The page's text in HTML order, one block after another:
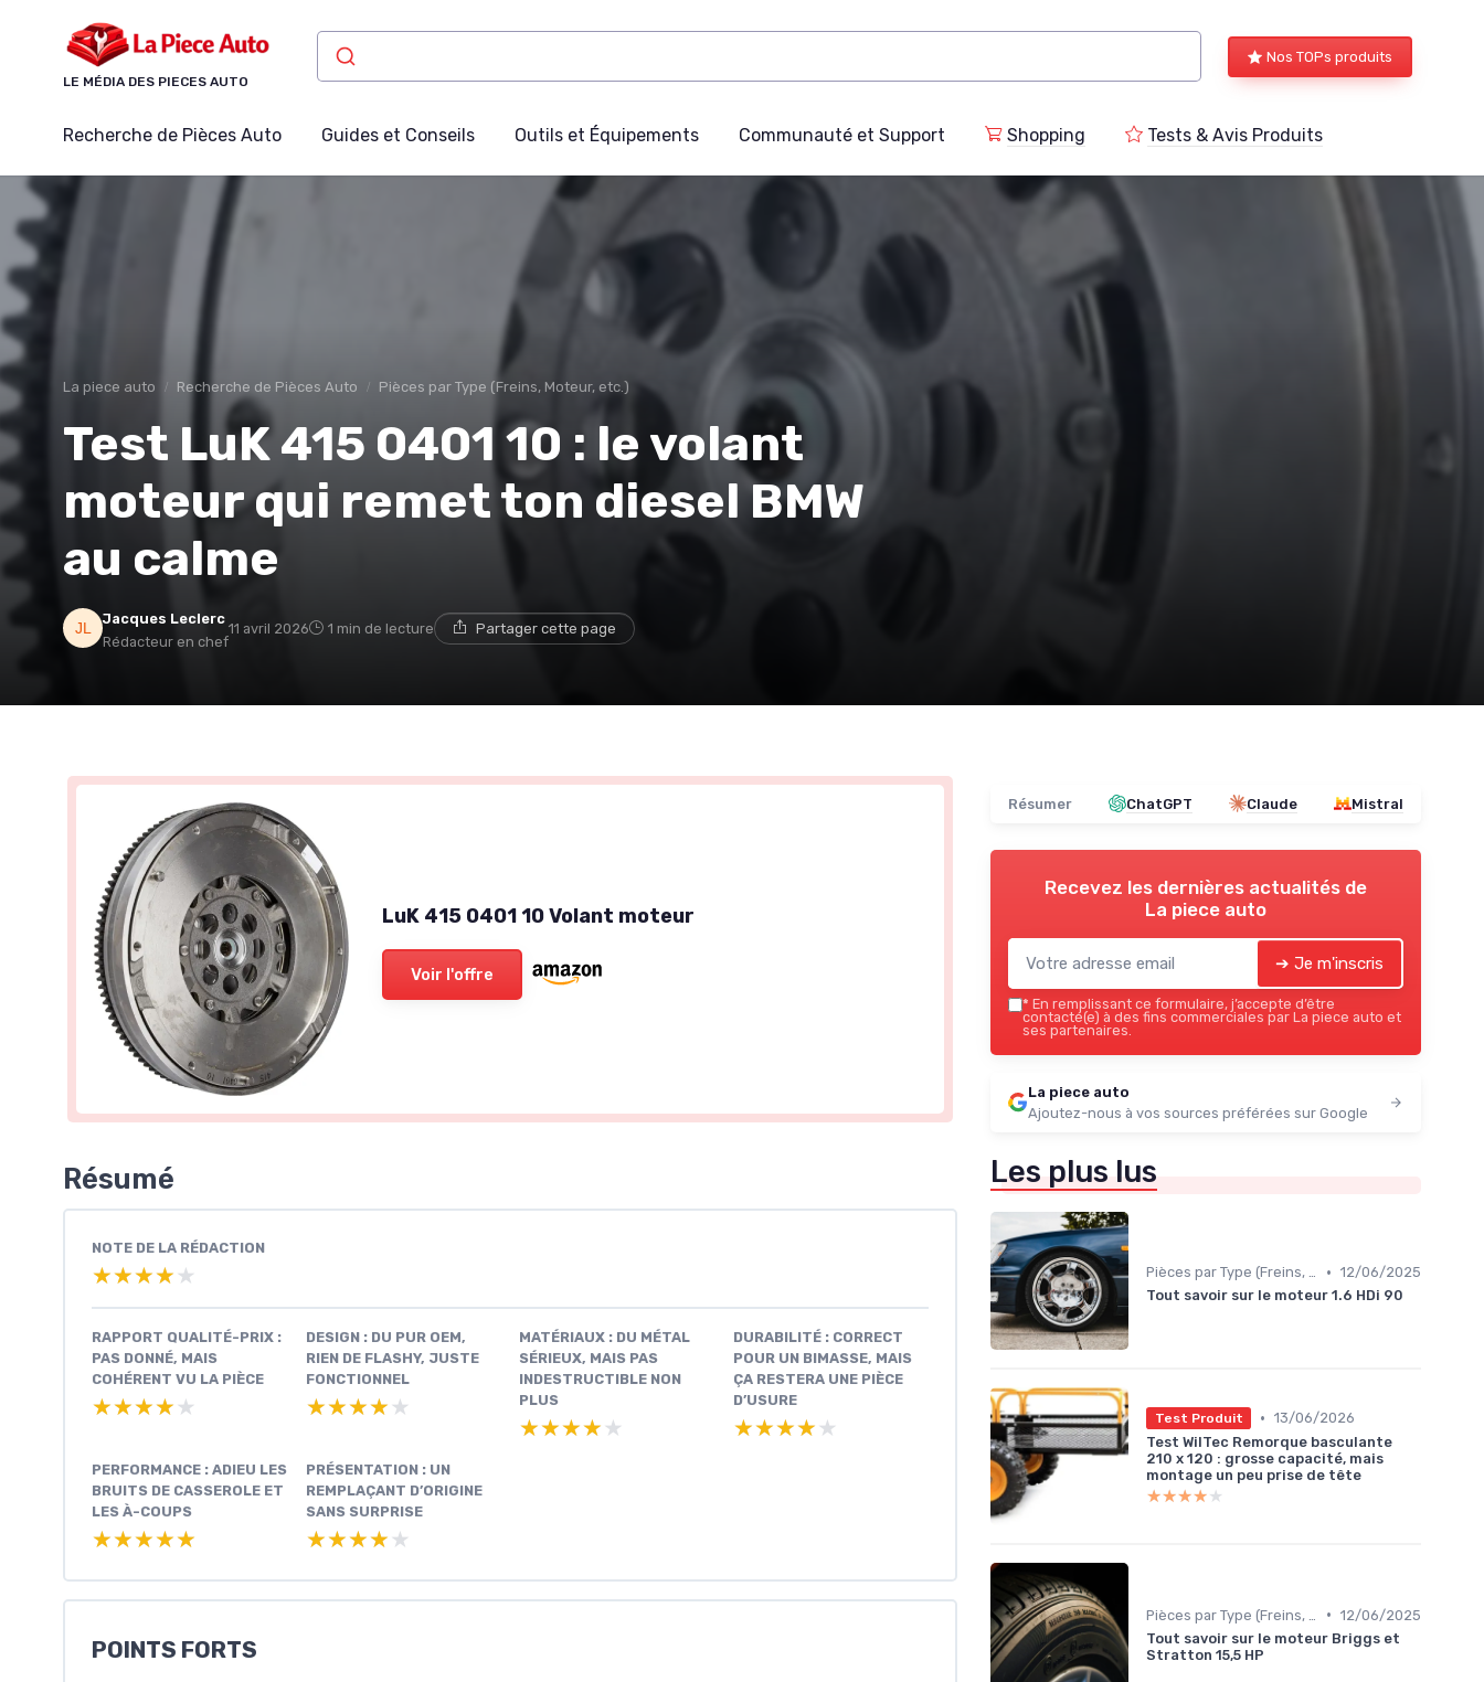
LE MÉDIA DES PIECES AUTO
Nos TOPs produits
Recherche de Pièces Auto Guides et Conseils Outils et Équipements Communauté et Support Shopping Tests & Avis Produits
La piece auto Recherche de Pièces Auto Pièces par Type (Freins, Moteur, etc.)
Test LuK 415 0401 10 : le volant
moteur qui remet ton diesel BMW
au calme
Jacques Leclerc
Rédacteur en chef
11 avril 2026 1 min de lecture Partager cette page
LuK 415 0401 10 Volant moteur
Voir l'offre
Résumé
NOTE DE LA RÉDACTION
★★★★★
★★★★★
RAPPORT QUALITÉ-PRIX :
PAS DONNÉ, MAIS
COHÉRENT VU LA PIÈCE
★★★★★
★★★★★
DESIGN : DU PUR OEM,
RIEN DE FLASHY, JUSTE
FONCTIONNEL
★★★★★
★★★★★
MATÉRIAUX : DU MÉTAL
SÉRIEUX, MAIS PAS
INDESTRUCTIBLE NON
PLUS
★★★★★
★★★★★
DURABILITÉ : CORRECT
POUR UN BIMASSE, MAIS
ÇA RESTERA UNE PIÈCE
D’USURE
★★★★★
★★★★★
PERFORMANCE : ADIEU LES
BRUITS DE CASSEROLE ET
LES À-COUPS
★★★★★
★★★★★
PRÉSENTATION : UN
REMPLAÇANT D’ORIGINE
SANS SURPRISE
★★★★★
★★★★★
POINTS FORTS
Résumer ChatGPT Claude Mistral
Recevez les dernières actualités de
La piece auto
➔ Je m'inscris
* En remplissant ce formulaire, j’accepte d’être
contacté(e) à des fins commerciales par La piece auto et
ses partenaires.
La piece auto
Ajoutez-nous à vos sources préférées sur Google
Les plus lus
Pièces par Type (Freins, Moteur, etc.) • 12/06/2025
Tout savoir sur le moteur 1.6 HDi 90
Test Produit • 13/06/2026
Test WilTec Remorque basculante
210 x 120 : grosse capacité, mais
montage un peu prise de tête
★★★★★
★★★★★
• 12/06/2025
Tout savoir sur le moteur Briggs et
Stratton 15,5 HP